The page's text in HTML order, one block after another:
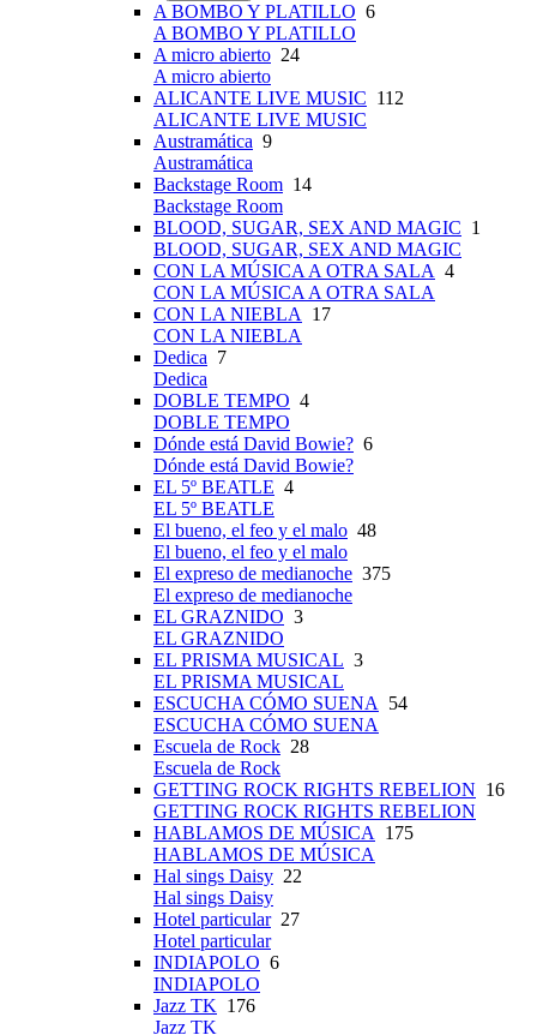
A BOMBO Y PLATILLO 6
A BOMBO Y PLATILLO
A micro abierto 24
A micro abierto
ALICANTE LIVE MUSIC 112
ALICANTE LIVE MUSIC
Austramática 9
Austramática
Backstage Room 14
Backstage Room
BLOOD, SUGAR, SEX AND MAGIC 1
BLOOD, SUGAR, SEX AND MAGIC
CON LA MÚSICA A OTRA SALA 4
CON LA MÚSICA A OTRA SALA
CON LA NIEBLA
17
CON LA NIEBLA
Dedica 7
Dedica
DOBLE TEMPO 4
DOBLE TEMPO
Dónde está David Bowie? 6
Dónde está David Bowie?
EL 5º BEATLE 4
EL 5º BEATLE
El bueno, el feo y el malo 48
El bueno, el feo y el malo
El expreso de medianoche 375
El expreso de medianoche
EL GRAZNIDO 3
EL GRAZNIDO
EL PRISMA MUSICAL 3
EL PRISMA MUSICAL
ESCUCHA CÓMO SUENA
54
ESCUCHA CÓMO SUENA
Escuela de Rock 28
Escuela de Rock
GETTING ROCK RIGHTS REBELION 16
GETTING ROCK RIGHTS REBELION
HABLAMOS DE MÚSICA
175
HABLAMOS DE MÚSICA
Hal sings Daisy 22
Hal sings Daisy
Hotel particular27
Hotel particular
INDIAPOLO 6
INDIAPOLO
Jazz TK 176
Jazz TK